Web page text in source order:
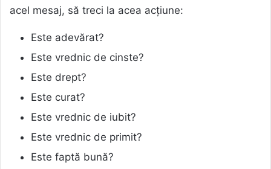
acel mesaj, să treci la acea acțiune:
Este adevărat?
Este vrednic de cinste?
Este drept?
Este curat?
Este vrednic de iubit?
Este vrednic de primit?
Este faptă bună?